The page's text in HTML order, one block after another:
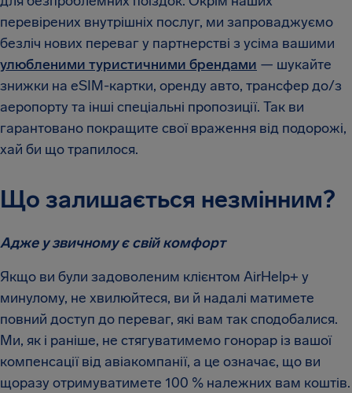
перевірених внутрішніх послуг, ми запроваджуємо
безліч нових переваг у партнерстві з усіма вашими
улюбленими туристичними брендами — шукайте
знижки на eSIM-картки, оренду авто, трансфер до/з
аеропорту та інші спеціальні пропозиції. Так ви
гарантовано покращите свої враження від подорожі,
хай би що трапилося.
Що залишається незмінним?
Адже у звичному є свій комфорт
Якщо ви були задоволеним клієнтом AirHelp+ у
минулому, не хвилюйтеся, ви й надалі матимете
повний доступ до переваг, які вам так сподобалися.
Ми, як і раніше, не стягуватимемо гонорар із вашої
компенсації від авіакомпанії, а це означає, що ви
щоразу отримуватимете 100 % належних вам коштів.